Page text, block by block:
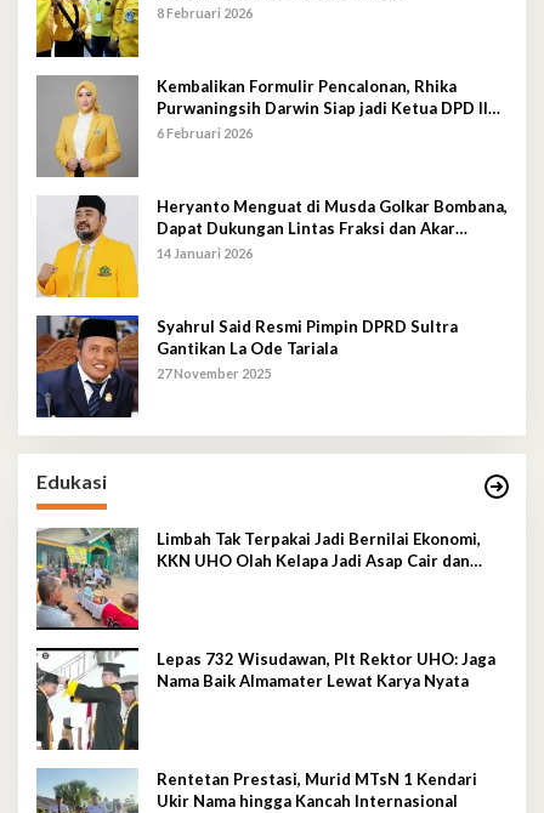
8 Februari 2026
Kembalikan Formulir Pencalonan, Rhika
Purwaningsih Darwin Siap jadi Ketua DPD II
Golkar Mubar
6 Februari 2026
Heryanto Menguat di Musda Golkar Bombana,
Dapat Dukungan Lintas Fraksi dan Akar
Rumput
14 Januari 2026
Syahrul Said Resmi Pimpin DPRD Sultra
Gantikan La Ode Tariala
27 November 2025
Edukasi
Limbah Tak Terpakai Jadi Bernilai Ekonomi,
KKN UHO Olah Kelapa Jadi Asap Cair dan
Lepas 732 Wisudawan, Plt Rektor UHO: Jaga
Nama Baik Almamater Lewat Karya Nyata
Rentetan Prestasi, Murid MTsN 1 Kendari
Ukir Nama hingga Kancah Internasional